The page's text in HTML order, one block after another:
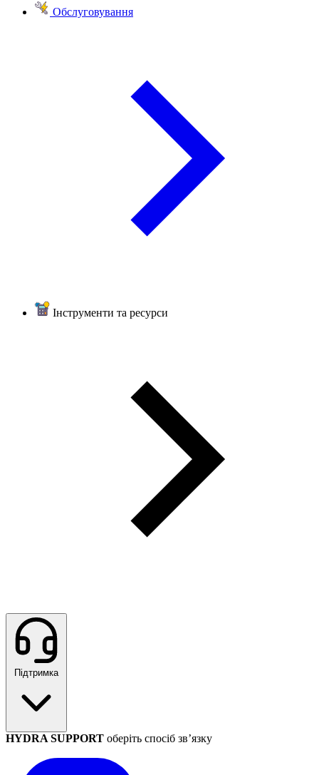
Обслуговування
Інструменти та ресурси
Підтримка
HYDRA SUPPORT оберіть спосіб зв’язку